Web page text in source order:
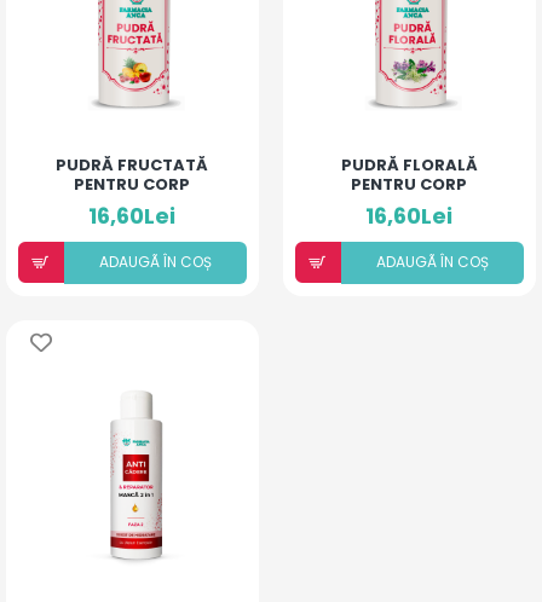
PUDRĂ FRUCTATĂ
PENTRU CORP
16,60Lei
ADAUGÃ ÎN COȘ
PUDRĂ FLORALĂ
PENTRU CORP
16,60Lei
ADAUGÃ ÎN COȘ